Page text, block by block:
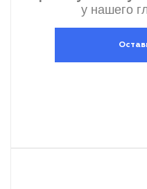
у нашего